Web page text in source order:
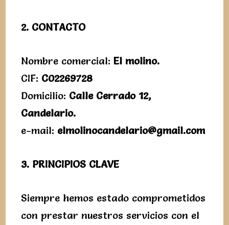
2. CONTACTO
Nombre comercial: El molino.
CIF: C02269728
Domicilio: Calle Cerrado 12,
Candelario.
e-mail: elmolinocandelario@gmail.com
3. PRINCIPIOS CLAVE
Siempre hemos estado comprometidos
con prestar nuestros servicios con el